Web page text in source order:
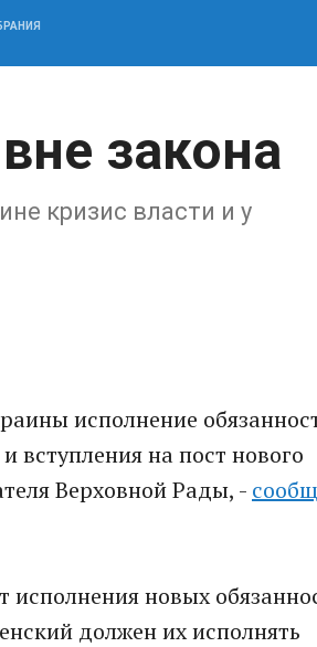
закона
кризис власти и у
исполнение
вступления на пост нового
Верховной Рады, -
исполнения новых
должен их исполнять